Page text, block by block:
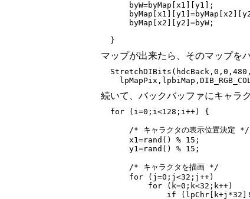
      byW=byMap[x1][y1];
      byMap[x2][y2]=byW;
マップが出来たら、そのマップを
続いて、バックバッファにキャラ
  for (i=0;i<128;i++) {
      /* キャラクタの表示位置決定 */
      x1=rand() % 15;
      y1=rand() % 15;
      /* キャラクタを描画 */
      for (j=0;j<32;j++)
          for (k=0;k<32;k++)
if